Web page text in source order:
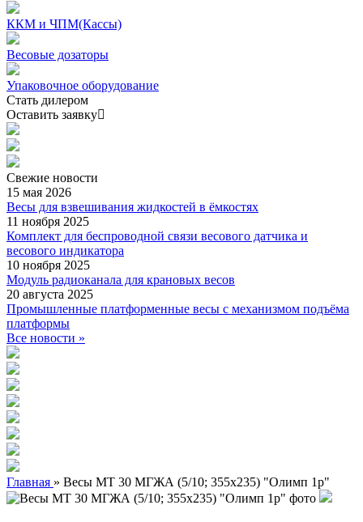
ККМ и ЧПМ(Кассы)
Весовые дозаторы
Упаковочное оборудование
Стать дилером
Оставить заявку
Свежие новости
15 мая 2026
Весы для взвешивания жидкостей в ёмкостях
11 ноября 2025
Комплект для беспроводной связи весового датчика и
весового индикатора
10 ноября 2025
Модуль радиоканала для крановых весов
20 августа 2025
Промышленные платформенные весы с механизмом подъёма
платформы
Все новости »
Главная » Весы МТ 30 МГЖА (5/10; 355х235) "Олимп 1р"